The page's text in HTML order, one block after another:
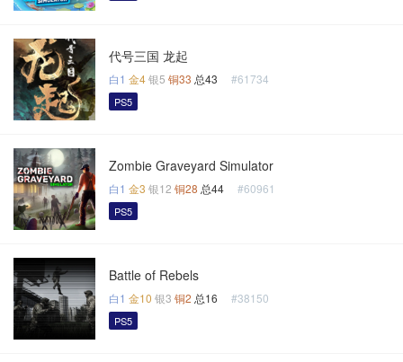
代号三国 龙起
白1 金4银5 铜33 总43 #61734
PS5
Zombie Graveyard Simulator
白1 金3 银12 铜28 总44 #60961
PS5
Battle of Rebels
白1 金10 银3 铜2 总16 #38150
PS5